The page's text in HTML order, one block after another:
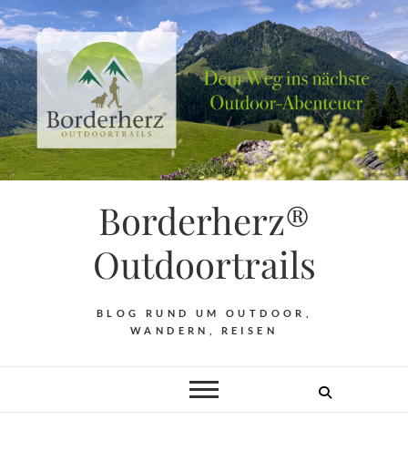
Borderherz®
Outdoortrails
BLOG RUND UM OUTDOOR,
WANDERN, REISEN